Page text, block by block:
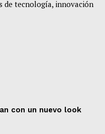
de tecnología, innovación
con un nuevo look